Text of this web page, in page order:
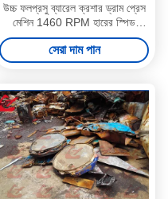
উচ্চ ফলপ্রসু ব্যারেল ক্রশার ড্রাম প্রেস
মেশিন 1460 RPM হারের স্পিড
ওয়াশহিডা
সেরা দাম পান